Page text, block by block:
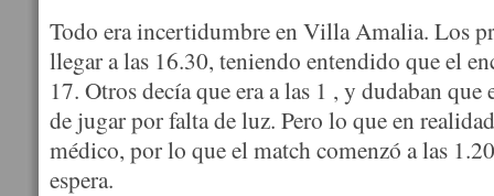
Todo era incertidumbre en Villa Amalia. Los
llegar a las 16.30, teniendo entendido que el
17. Otros decía que era a las 1 , y dudaban
de jugar por falta de luz. Pero lo que en
médico, por lo que el match comenzó a las
espera.